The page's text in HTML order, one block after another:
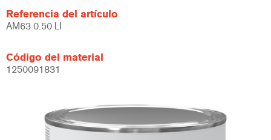
Referencia del artículo
AM63 0.50 LI
Código del material
1250091831